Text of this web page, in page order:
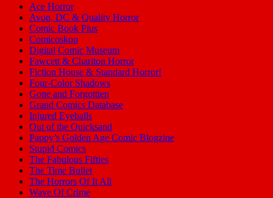
Ace Horror
Avon, DC & Quality Horror
Comic Book Plus
Comicoskop
Digital Comic Museum
Fawcett & Charlton Horror
Fiction House & Standard Horror!
Four-Color Shadows
Gone and Forgottten
Grand Comics Database
Injured Eyeballs
Out of the Quicksand
Pappy’s Golden Age Comic Blogzine
Stupid Comics
The Fabulous Fifties
The Time Bullet
The Horrors Of It All
Wave Of Crime